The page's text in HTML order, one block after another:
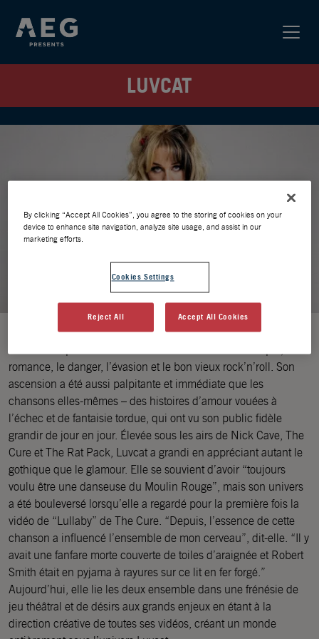
LUVCAT
Luvcat et son groupe concoctent une révolte parisienne
romance, le danger, l’évasion et le bon vieux rock’n’roll. Son
ascension a été aussi palpitante et immédiate que les
chansons elles-mêmes – des histoires d’amour vouées à
l’échec et de fantaisie tordue, qui ont vu son public fidèle
grandir de jour en jour. Élevée sous les airs de Nick Cave, The
Cure et The Rat Pack, Luvcat a grandi en appréciant autant le
gothique que le glamour. Elle se souvient d’avoir “toujours
voulu être une danseuse du Moulin Rouge”, mais son univers
a été bouleversé lorsqu’elle a regardé pour la première fois la
vidéo de “Lullaby” de The Cure. “Depuis, l’essence de cette
chanson a influencé l’ensemble de mon cerveau”, dit-elle. “Il y
avait une fanfare morte couverte de toiles d’araignée et Robert
Smith était en pyjama à rayures sur ce lit en fer forgé.”
Aujourd’hui, elle lie les deux ensemble dans une frénésie de
jeu théâtral et de désirs aux grands enjeux en étant à la
direction créative de toutes ses vidéos, créant un monde
By clicking “Accept All Cookies”, you agree to the storing of cookies on your
device to enhance site navigation, analyze site usage, and assist in our
marketing efforts.
Cookies Settings
Reject All Accept All Cookies